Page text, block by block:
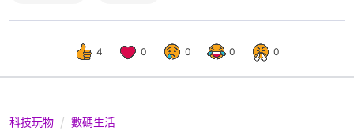
4 0 0 0 0
科技玩物 數碼生活